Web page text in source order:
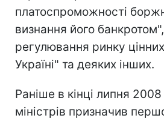
платоспроможності
визнання його
регулювання ринку
Україні" та деяких інших.
Раніше в кінці липня
міністрів призначив